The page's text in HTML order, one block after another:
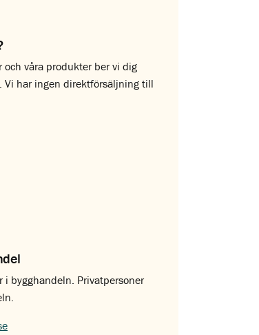
våra produkter ber vi dig
Vi har ingen direktförsäljning till
i bygghandeln. Privatpersoner